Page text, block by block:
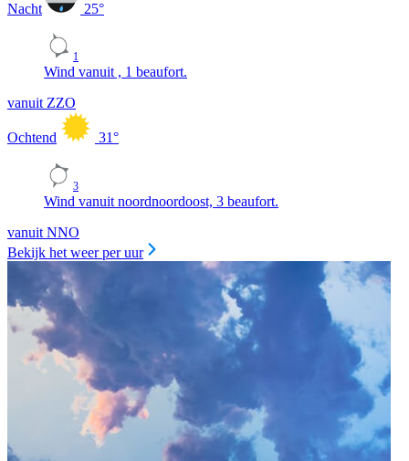
Nacht 25°
1
Wind vanuit , 1 beaufort.
vanuit ZZO
Ochtend 31°
3
Wind vanuit noordnoordoost, 3 beaufort.
vanuit NNO
Bekijk het weer per uur